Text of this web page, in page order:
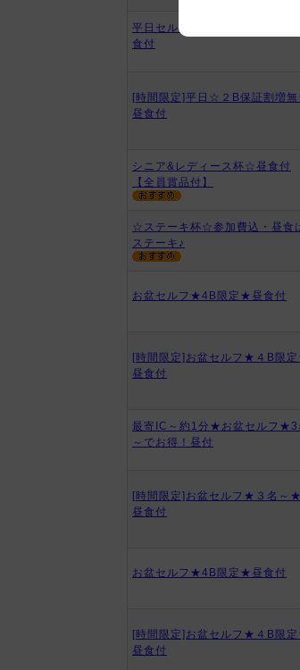
平日セルフ☆２B保証割増無☆昼
食付
[時間限定]平日☆２B保証割増
昼食付
シニア&レディース杯☆昼食付
【全員賞品付】
☆ステーキ杯☆参加費込・昼食
ステーキ♪
お盆セルフ★4B限定★昼食付
[時間限定]お盆セルフ★４B限
昼食付
最寄IC～約1分★お盆セルフ★3
～でお得！昼付
[時間限定]お盆セルフ★３名～★
昼食付
お盆セルフ★4B限定★昼食付
[時間限定]お盆セルフ★４B限
昼食付
We appreciate